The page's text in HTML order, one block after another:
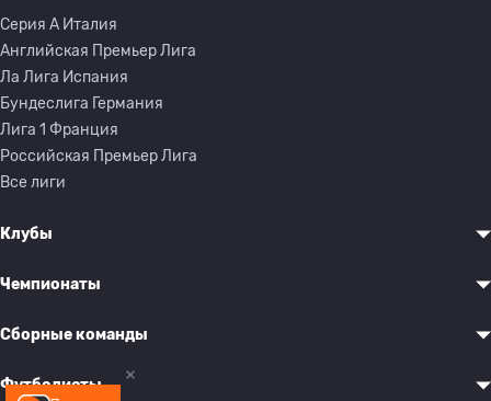
Серия A Италия
Английская Премьер Лига
Ла Лига Испания
Бундеслига Германия
Лига 1 Франция
Российская Премьер Лига
Все лиги
Клубы
Чемпионаты
Сборные команды
Футболисты